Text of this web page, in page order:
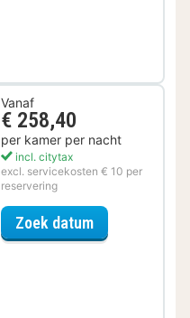
Vanaf
€ 258,40
per kamer per nacht
incl. citytax
excl. servicekosten € 10 per
reservering
Zoek datumvoor Ontdek